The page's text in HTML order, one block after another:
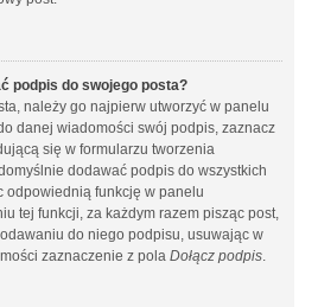
podpis do swojego posta?
należy go najpierw utworzyć w panelu
danej wiadomości swój podpis, zaznacz
się w formularzu tworzenia
dodawać podpis do wszystkich
odpowiednią funkcję w panelu
tej funkcji, za każdym razem pisząc post,
do niego podpisu, usuwając w
zaznaczenie z pola Dołącz podpis.